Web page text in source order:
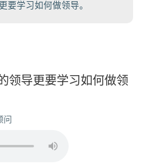
要学习如何做领导。
领导更要学习如何做领
问